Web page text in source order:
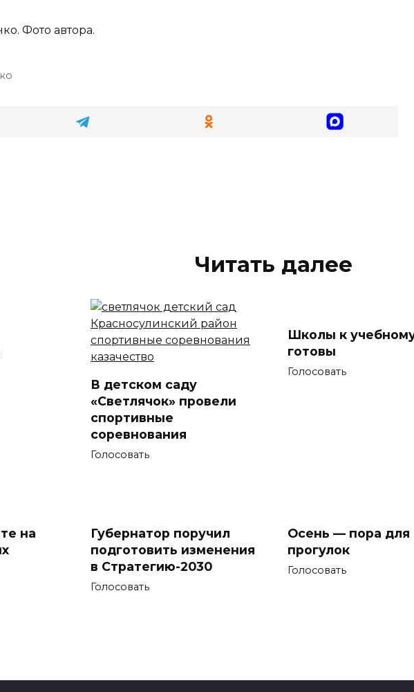
Фото автора.
Читать далее
В детском саду
«Светлячок» провели
спортивные
соревнования
Голосовать
Школы к
готовы
Голосовать
на
Губернатор поручил
подготовить изменения
в Стратегию-2030
Голосовать
Осень — пора для
прогулок
Голосовать